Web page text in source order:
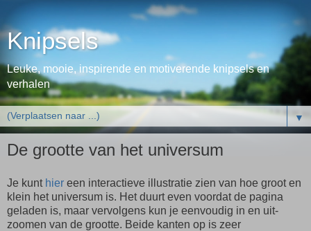
Knipsels
Leuke, mooie, inspirende en motiverende knipsels en
verhalen
▼
De grootte van het universum
Je kunt hier een interactieve illustratie zien van hoe groot en
klein het universum is. Het duurt even voordat de pagina
geladen is, maar vervolgens kun je eenvoudig in en uit-
zoomen van de grootte. Beide kanten op is zeer